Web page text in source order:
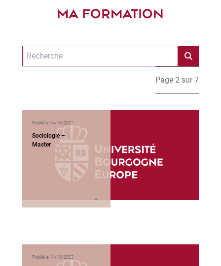
MA FORMATION
Page 2 sur 7
Publié le 14/10/2022
Sociologie –
Master
Publié le 14/10/2022